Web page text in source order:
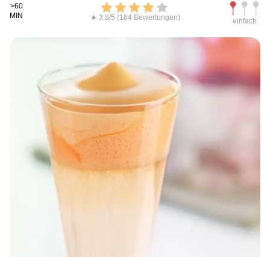
Kochdauer
>60
MIN
Bewerten
★ 3,8/5 (164 Bewertungen) einfach